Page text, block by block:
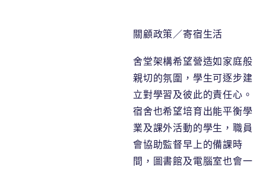
關顧政策／寄宿生活
舍堂架構希望營造如家庭般
親切的氛圍，學生可逐步建
立對學習及彼此的責任心。
宿舍也希望培育出能平衡學
業及課外活動的學生，職員
會協助監督早上的備課時
間，圖書館及電腦室也會一